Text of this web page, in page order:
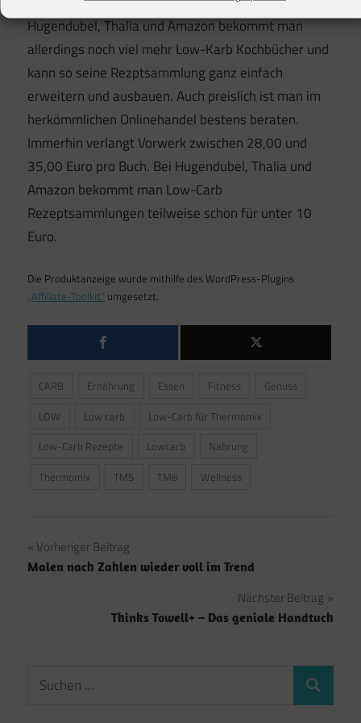
Hugendubel, Thalia und Amazon bekommt man
allerdings noch viel mehr Low-Karb Kochbücher und
kann so seine Rezptsammlung ganz einfach
erweitern und ausbauen. Auch preislich ist man im
herkömmlichen Onlinehandel bestens beraten.
Immerhin verlangt Vorwerk zwischen 28,00 und
35,00 Euro pro Buch. Bei Hugendubel, Thalia und
Amazon bekommt man Low-Carb
Rezeptsammlungen teilweise schon für unter 10
Euro.
Die Produktanzeige wurde mithilfe des WordPress-Plugins
„Affiliate-Toolkit“ umgesetzt.
CARB Ernährung Essen Fitness
Genuss
LOW
Low carb
Low-Carb für Thermomix
Low-Carb Rezepte
Lowcarb
Nahrung
Thermomix
TM5 TM6 Wellness
Beitragsnavigation
Vorheriger Beitrag
Malen nach Zahlen wieder voll im Trend
Nächster Beitrag
Thinks Towell+ – Das geniale Handtuch
Suchen
Suchen